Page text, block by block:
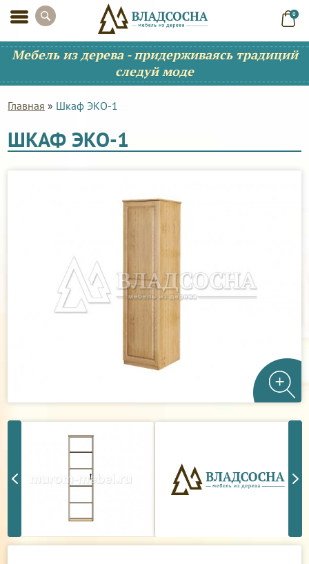
0
Мебель из дерева - придерживаясь традиций
следуй моде
Главная » Шкаф ЭКО-1
ШКАФ ЭКО-1